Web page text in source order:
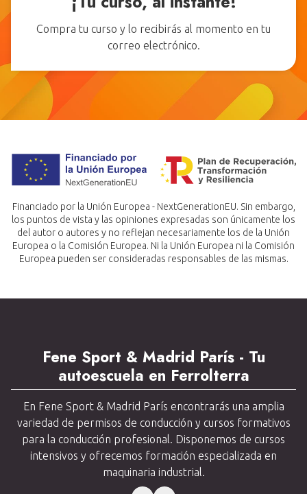
Compra tu curso y lo recibirás al momento en tu
correo electrónico.
Financiado por la Unión Europea - NextGenerationEU. Sin embargo,
los puntos de vista y las opiniones expresadas son únicamente los
del autor o autores y no reflejan necesariamente los de la Unión
Europea o la Comisión Europea. Ni la Unión Europea ni la Comisión
Europea pueden ser consideradas responsables de las mismas.
Fene Sport & Madrid París - Tu
autoescuela en Ferrolterra
En Fene Sport & Madrid París encontrarás una amplia
variedad de permisos de conducción y cursos formativos
para la conducción profesional. Disponemos de cursos
intensivos y ofrecemos formación especializada en
maquinaria industrial.